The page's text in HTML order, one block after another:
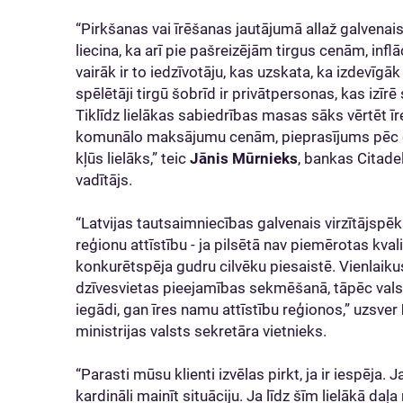
“Pirkšanas vai īrēšanas jautājumā allaž
liecina, ka arī pie pašreizējām tirgus cenām,
vairāk ir to iedzīvotāju, kas uzskata, ka
spēlētāji tirgū šobrīd ir privātpersonas, kas
Tiklīdz lielākas sabiedrības masas sāks vērtēt
komunālo maksājumu cenām, pieprasījums
kļūs lielāks,” teic Jānis Mūrnieks, bankas
vadītājs.
“Latvijas tautsaimniecības galvenais
reģionu attīstību - ja pilsētā nav piemērotas
konkurētspēja gudru cilvēku piesaistē.
dzīvesvietas pieejamības sekmēšanā, tāpēc
iegādi, gan īres namu attīstību reģionos,” uzsver
ministrijas valsts sekretāra vietnieks.
“Parasti mūsu klienti izvēlas pirkt, ja ir iespēja.
kardināli mainīt situāciju. Ja līdz šīm lielākā